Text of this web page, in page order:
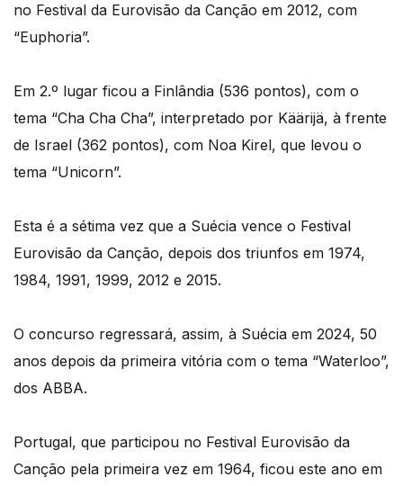
no Festival da Eurovisão da Canção em 2012, com
“Euphoria”.
Em 2.º lugar ficou a Finlândia (536 pontos), com o
tema “Cha Cha Cha”, interpretado por Käärijä, à frente
de Israel (362 pontos), com Noa Kirel, que levou o
tema “Unicorn”.
Esta é a sétima vez que a Suécia vence o Festival
Eurovisão da Canção, depois dos triunfos em 1974,
1984, 1991, 1999, 2012 e 2015.
O concurso regressará, assim, à Suécia em 2024, 50
anos depois da primeira vitória com o tema “Waterloo”,
dos ABBA.
Portugal, que participou no Festival Eurovisão da
Canção pela primeira vez em 1964, ficou este ano em